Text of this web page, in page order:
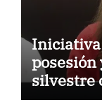
posesión
silvestre